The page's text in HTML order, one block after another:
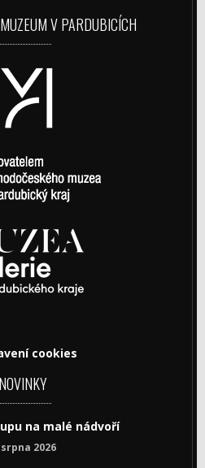
V PARDUBICÍCH
cookies
NOVINKY
na malé nádvoří
2026